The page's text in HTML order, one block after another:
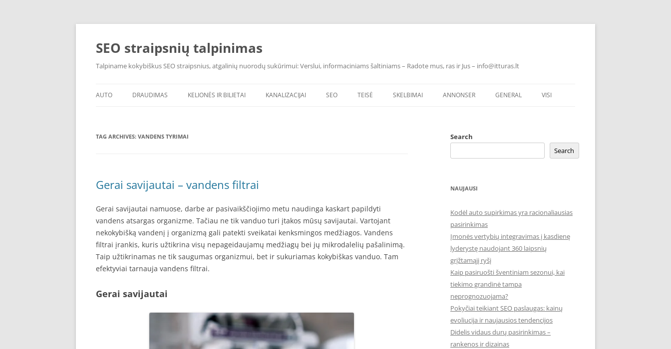
Skip
SEO straipsnių talpinimas
Talpiname kokybiškus SEO straipsnius, atgalinių nuorodų sukūrimui: Verslui, informaciniams šaltiniams – Radote mus, ras ir Jus – info@itturas.lt
AUTO DRAUDIMAS KELIONĖS IR BILIETAI KANALIZACIJAI SEO TEISĖ SKELBIMAI ANNONSER GENERAL VISI
TAG ARCHIVES: VANDENS TYRIMAI
Gerai savijautai – vandens filtrai
Gerai savijautai namuose, darbe ar pasivaikščiojimo metu naudinga kaskart papildyti
vandens atsargas organizme. Tačiau ne tik vanduo turi įtakos mūsų savijautai. Vartojant
nekokybišką vandenį į organizmą gali patekti sveikatai kenksmingos medžiagos. Vandens
filtrai įrankis, kuris užtikrina visų nepageidaujamų medžiagų bei jų mikrodalelių pašalinimą.
Taip užtikrinamas ne tik saugumas organizmui, bet ir sukuriamas kokybiškas vanduo. Tam
efektyviai tarnauja vandens filtrai.
Gerai savijautai
Search
Search
NAUJAUSI
Kodėl auto supirkimas yra racionaliausias
pasirinkimas
Įmonės vertybių integravimas į kasdienę
lyderystę naudojant 360 laipsnių
grįžtamąjį ryšį
Kaip pasiruošti šventiniam sezonui, kai
tiekimo grandinė tampa
neprognozuojama?
Pokyčiai teikiant SEO paslaugas: kainų
evoliucija ir naujausios tendencijos
Didelis vidaus durų pasirinkimas –
rankenos ir dizainas